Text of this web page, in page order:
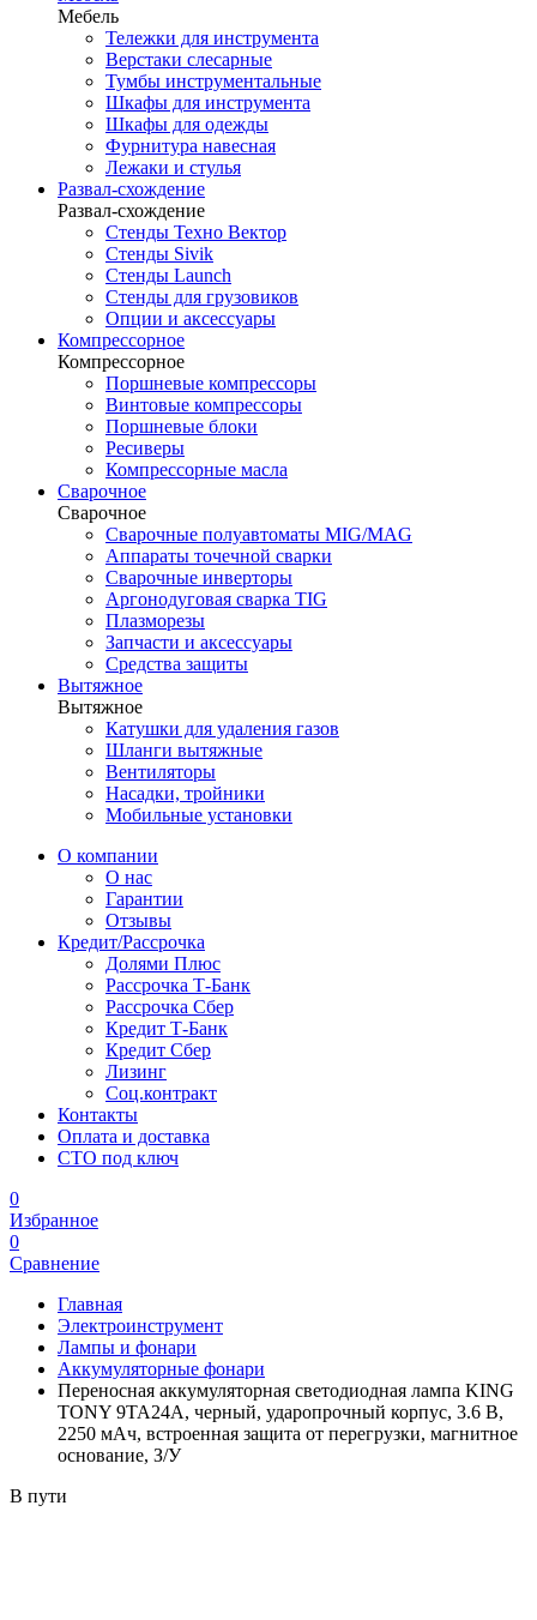
Мебель
Тележки для инструмента
Верстаки слесарные
Тумбы инструментальные
Шкафы для инструмента
Шкафы для одежды
Фурнитура навесная
Лежаки и стулья
Развал-схождение
Развал-схождение
Стенды Техно Вектор
Стенды Sivik
Стенды Launch
Стенды для грузовиков
Опции и аксессуары
Компрессорное
Компрессорное
Поршневые компрессоры
Винтовые компрессоры
Поршневые блоки
Ресиверы
Компрессорные масла
Сварочное
Сварочное
Сварочные полуавтоматы MIG/MAG
Аппараты точечной сварки
Сварочные инверторы
Аргонодуговая сварка TIG
Плазморезы
Запчасти и аксессуары
Средства защиты
Вытяжное
Вытяжное
Катушки для удаления газов
Шланги вытяжные
Вентиляторы
Насадки, тройники
Мобильные установки
О компании
О нас
Гарантии
Отзывы
Кредит/Рассрочка
Долями Плюс
Рассрочка Т-Банк
Рассрочка Сбер
Кредит Т-Банк
Кредит Сбер
Лизинг
Соц.контракт
Контакты
Оплата и доставка
СТО под ключ
0
Избранное
0
Сравнение
Главная
Электроинструмент
Лампы и фонари
Аккумуляторные фонари
Переносная аккумуляторная светодиодная лампа KING
TONY 9TA24A, черный, ударопрочный корпус, 3.6 В,
2250 мАч, встроенная защита от перегрузки, магнитное
основание, З/У
В пути